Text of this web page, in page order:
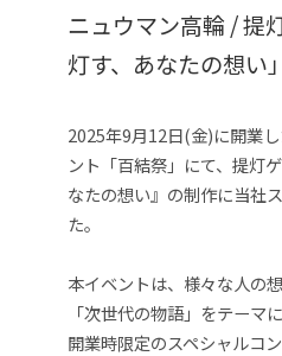
ニュウマン高輪 / 提
灯す、あなたの想い」
2025年9月12日(金)に開業
ント「百結祭」にて、提灯
なたの想い』の制作に当社
た。
本イベントは、様々な人の
「次世代の物語」をテーマ
開業時限定のスペシャルコン